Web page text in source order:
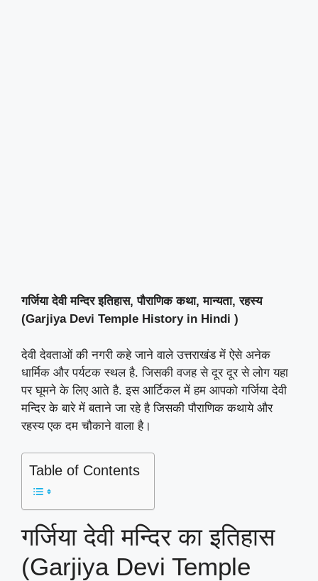
गर्जिया देवी मन्दिर इतिहास, पौराणिक कथा, मान्यता, रहस्य
(Garjiya Devi Temple History in Hindi )
देवी देवताओं की नगरी कहे जाने वाले उत्तराखंड में ऐसे अनेक
धार्मिक और पर्यटक स्थल है. जिसकी वजह से दूर दूर से लोग यहा
पर घूमने के लिए आते है. इस आर्टिकल में हम आपको गर्जिया देवी
मन्दिर के बारे में बताने जा रहे है जिसकी पौराणिक कथाये और
रहस्य एक दम चौकाने वाला है।
Table of Contents
गर्जिया देवी मन्दिर का इतिहास
(Garjiya Devi Temple